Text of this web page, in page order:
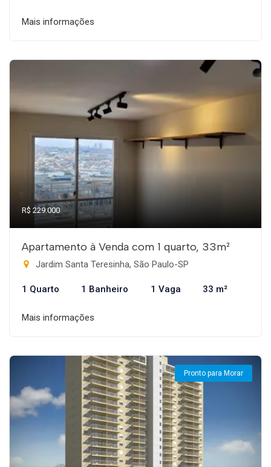
Mais informações
R$ 229.000
Apartamento à Venda com 1 quarto, 33m²
Jardim Santa Teresinha, São Paulo-SP
1 Quarto 1 Banheiro 1 Vaga 33 m²
Mais informações
Pronto para Morar